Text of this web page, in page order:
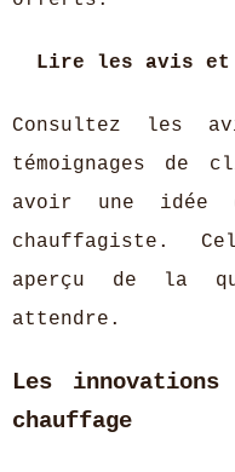
Lire les avis et
Consultez les
témoignages de
avoir une idée
chauffagiste.
aperçu de la
attendre.
Les
chauffage